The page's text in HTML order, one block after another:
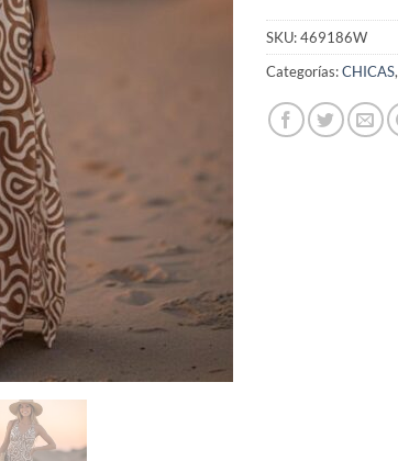
SKU:469186W
Categorías:CHICAS,